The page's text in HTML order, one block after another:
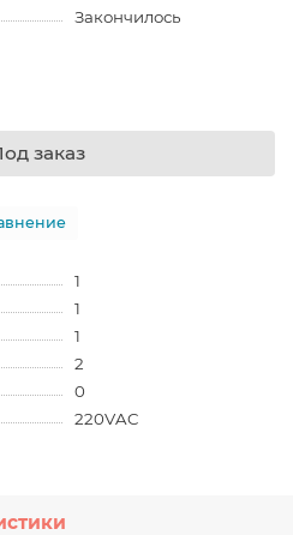
Закончилось
заказ
1
1
1
2
0
220VAC